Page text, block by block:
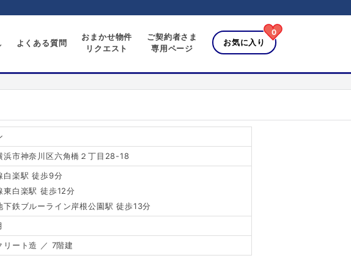
よくある質問
おまかせ物件
リクエスト
ご契約者さま
専用ページ
お気に入り
0
浜市神奈川区六角橋２丁目28-18
白楽駅 徒歩9分
東白楽駅 徒歩12分
下鉄ブルーライン岸根公園駅 徒歩13分
リート造 ／ 7階建